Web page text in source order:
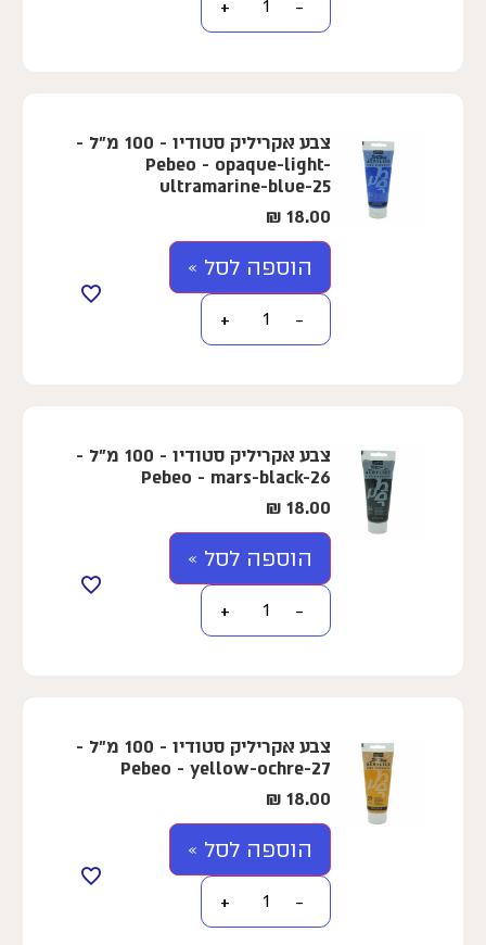
−
+
צבע אקריליק סטודיו - 100 מ"ל -
Pebeo - opaque-light-
ultramarine-blue-25
18.00
₪
הוספה לסל »
−
+
צבע אקריליק סטודיו - 100 מ"ל -
Pebeo - mars-black-26
18.00
₪
הוספה לסל »
−
+
צבע אקריליק סטודיו - 100 מ"ל -
Pebeo - yellow-ochre-27
18.00
₪
הוספה לסל »
−
+